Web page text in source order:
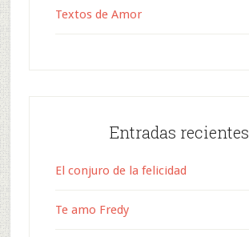
Textos de Amor
Entradas recientes
El conjuro de la felicidad
Te amo Fredy